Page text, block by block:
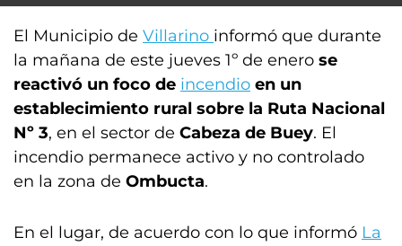
El Municipio de Villarino informó que durante
la mañana de este jueves 1º de enero se
reactivó un foco de incendio en un
establecimiento rural sobre la Ruta Nacional
Nº 3, en el sector de Cabeza de Buey. El
incendio permanece activo y no controlado
en la zona de Ombucta.
En el lugar, de acuerdo con lo que informó La